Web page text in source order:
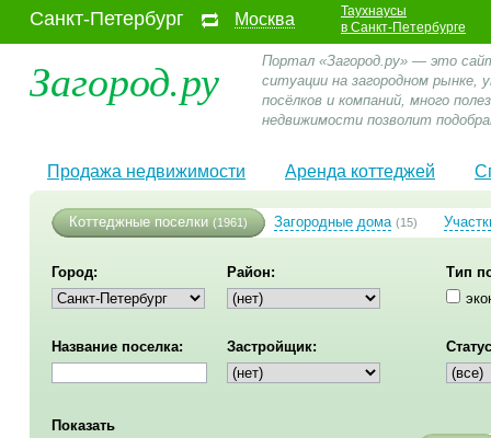
Санкт-Петербург Москва
Таухнаусы
в Санкт-Петербурге
Загород.ру
Портал «Загород.ру» — это
ситуации на загородном
посёлков и компаний, много
недвижимости позволит
Продажа недвижимости Аренда коттеджей
Коттеджные поселки (1961) Загородные дома (15)
Город: Район:
Тип
Название поселка: Застройщик:
Показать